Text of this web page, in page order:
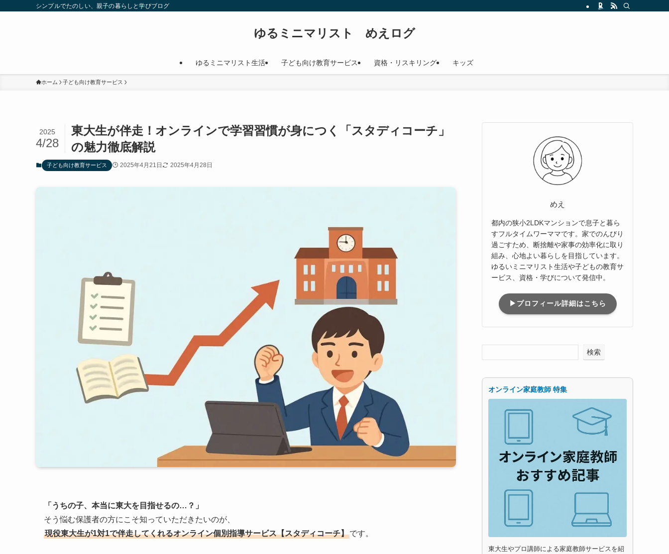
シンプルでたのしい、親子の暮らしと学びブログ
ゆるミニマリスト めえログ
ゆるミニマリスト生活 子ども向け教育サービス 資格・リスキリング キッズ
ホーム 子ども向け教育サービス
東大生が伴走！オンラインで学習習慣が身につく「スタディコーチ」
の魅力徹底解説
2025
4/28
子ども向け教育サービス 2025年4月21日 2025年4月28日
「うちの子、本当に東大を目指せるの…？」
そう悩む保護者の方にこそ知っていただきたいのが、
現役東大生が1対1で伴走してくれるオンライン個別指導サービス【スタディコーチ】です。
めえ
都内の狭小2LDKマンションで息子と暮ら
すフルタイムワーママです。家でのんびり
過ごすため、断捨離や家事の効率化に取り
組み、心地よい暮らしを目指しています。
ゆるいミニマリスト生活や子どもの教育サ
ービス、資格・学びについて発信中。
▶プロフィール詳細はこちら
検索
オンライン家庭教師 特集
東大生やプロ講師による家庭教師サービスを紹